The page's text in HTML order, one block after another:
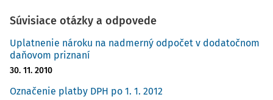
Súvisiace otázky a odpovede
Uplatnenie nároku na nadmerný odpočet v dodatočnom
daňovom priznaní
30. 11. 2010
Označenie platby DPH po 1. 1. 2012